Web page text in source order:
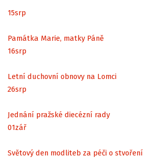
15srp
Památka Marie, matky Páně
16srp
Letní duchovní obnovy na Lomci
26srp
Jednání pražské diecézní rady
01zář
Světový den modliteb za péči o stvoření